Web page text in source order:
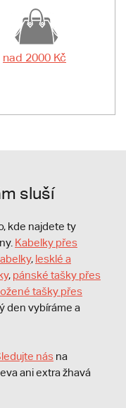
nad 2000 Kč
sluší
kde najdete ty
Kabelky přes
, lesklé a
, pánské tašky přes
tašky přes
den vybíráme a
ledujte nás na
ani extra žhavá